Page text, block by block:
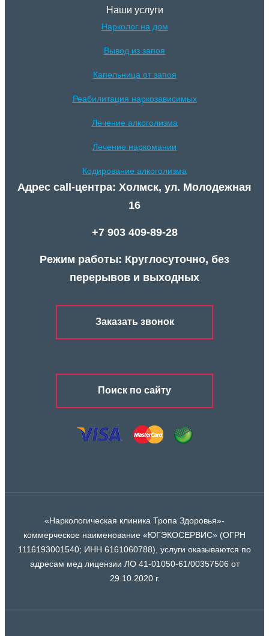
Наши услуги
Нарколог на дом
Вывод из запоя
Капельница от запоя
Реабилитация наркозависимых
Лечение алкоголизма
Лечение наркомании
Кодирование алкоголизма
Адрес call-центра: Холмск, ул. Молодежная
16
+7 903 409-89-28
Режим работы: Круглосуточно, без
перерывов и выходных
Заказать звонок
Поиск по сайту
«Наркологическая клиника Тропа Здоровья»-
коммерческое наименование «ЮГЭКОСЕРВИС» (ОГРН
1116193001540; ИНН 6161060788), услуги оказываются по
адресам мед лицензии ЛО 41-01050-61/00357506 от
29.10.2020 г.